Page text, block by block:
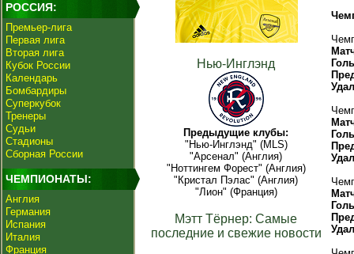
РОССИЯ:
Премьер-лига
Первая лига
Вторая лига
Кубок России
Календарь
Бомбардиры
Суперкубок
Тренеры
Судьи
Стадионы
Сборная России
ЧЕМПИОНАТЫ:
Англия
Германия
Испания
Италия
Франция
Нью-Инглэнд
Предыдущие клубы:
"Нью-Инглэнд" (MLS)
"Арсенал" (Англия)
"Ноттингем Форест" (Англия)
"Кристал Пэлас" (Англия)
"Лион" (Франция)
Мэтт Тёрнер: Самые
последние и свежие новости